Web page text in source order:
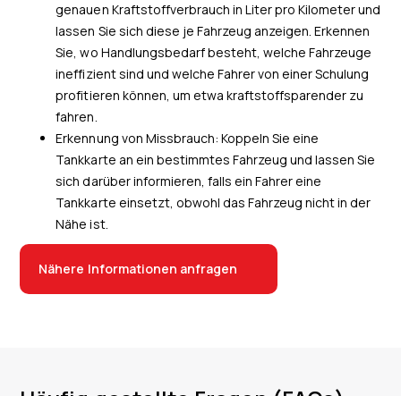
genauen Kraftstoffverbrauch in Liter pro Kilometer und
lassen Sie sich diese je Fahrzeug anzeigen. Erkennen
Sie, wo Handlungsbedarf besteht, welche Fahrzeuge
ineffizient sind und welche Fahrer von einer Schulung
profitieren können, um etwa kraftstoffsparender zu
fahren.
Erkennung von Missbrauch: Koppeln Sie eine
Tankkarte an ein bestimmtes Fahrzeug und lassen Sie
sich darüber informieren, falls ein Fahrer eine
Tankkarte einsetzt, obwohl das Fahrzeug nicht in der
Nähe ist.
Nähere Informationen anfragen